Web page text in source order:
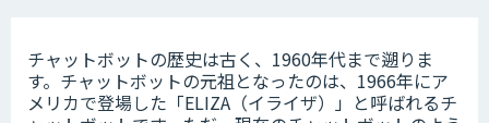
チャットボットの歴史は古く、1960年代まで遡りま
す。チャットボットの元祖となったのは、1966年にア
メリカで登場した「ELIZA（イライザ）」と呼ばれるチ